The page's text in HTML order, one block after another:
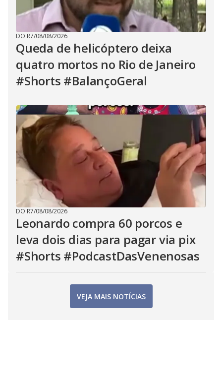
DO R7/08/08/2026
Queda de helicóptero deixa
quatro mortos no Rio de Janeiro
#Shorts #BalançoGeral
DO R7/08/08/2026
Leonardo compra 60 porcos e
leva dois dias para pagar via pix
#Shorts #PodcastDasVenenosas
VEJA MAIS NOTÍCIAS